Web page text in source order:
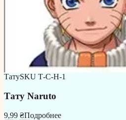
ТатуSKU Т-С-Н-1
Тату Naruto
9,99 ₴Подробнее